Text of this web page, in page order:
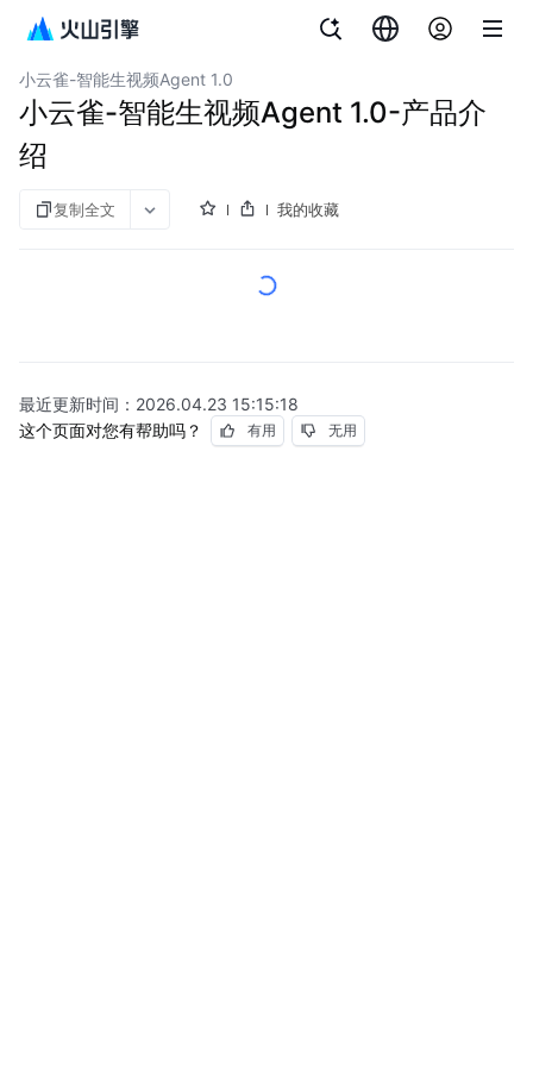
即梦AI
小云雀-智能生视频Agent 1.0
小云雀-智能生视频Agent 1.0-产品介
绍
复制全文 我的收藏
最近更新时间： 2026.04.23 15:15:18
这个页面对您有帮助吗？
有用 无用